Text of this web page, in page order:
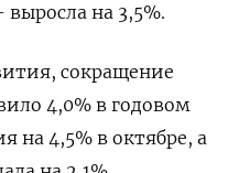
выросла на 3,5%.
сокращение
4,0% в годовом
на 4,5% в октябре, а